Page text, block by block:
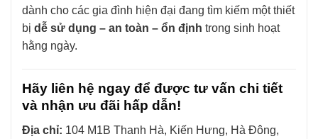
dành cho các gia đình hiện đại đang tìm kiếm một thiết
bị dễ sử dụng – an toàn – ổn định trong sinh hoạt
hằng ngày.
Hãy liên hệ ngay để được tư vấn chi tiết
và nhận ưu đãi hấp dẫn!
Địa chỉ: 104 M1B Thanh Hà, Kiến Hưng, Hà Đông,